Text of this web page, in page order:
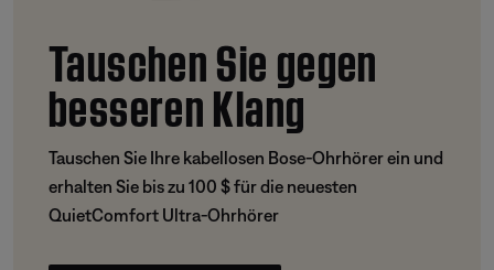
Tauschen Sie gegen
besseren Klang
Tauschen Sie Ihre kabellosen Bose-Ohrhörer ein und
erhalten Sie bis zu 100 $ für die neuesten
QuietComfort Ultra-Ohrhörer